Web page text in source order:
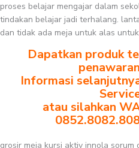
proses belajar mengajar dalam
tindakan belajar jadi terhalang.
dan tidak ada meja untuk alas
Dapatkan produk
Informasi
atau silahkan
grosir meja kursi aktiv innola